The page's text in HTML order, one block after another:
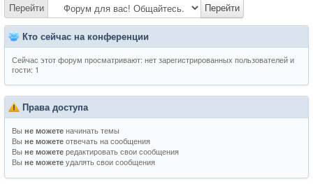
Перейти
Перейти
Кто сейчас на конференции
Сейчас этот форум просматривают: нет зарегистрированных пользователей и
гости: 1
Права доступа
Вы не можете начинать темы
Вы не можете отвечать на сообщения
Вы не можете редактировать свои сообщения
Вы не можете удалять свои сообщения